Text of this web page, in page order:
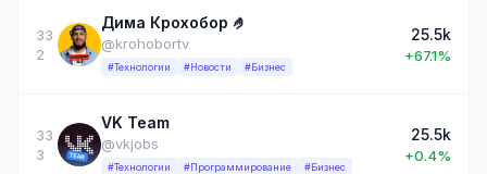
33
2
Дима Крохобор 🤌
@krohobortv
#Технологии #Новости #Бизнес
25.5k
+67.1%
33
3
VK Team
@vkjobs
#Технологии #Программирование #Бизнес
25.5k
+0.4%